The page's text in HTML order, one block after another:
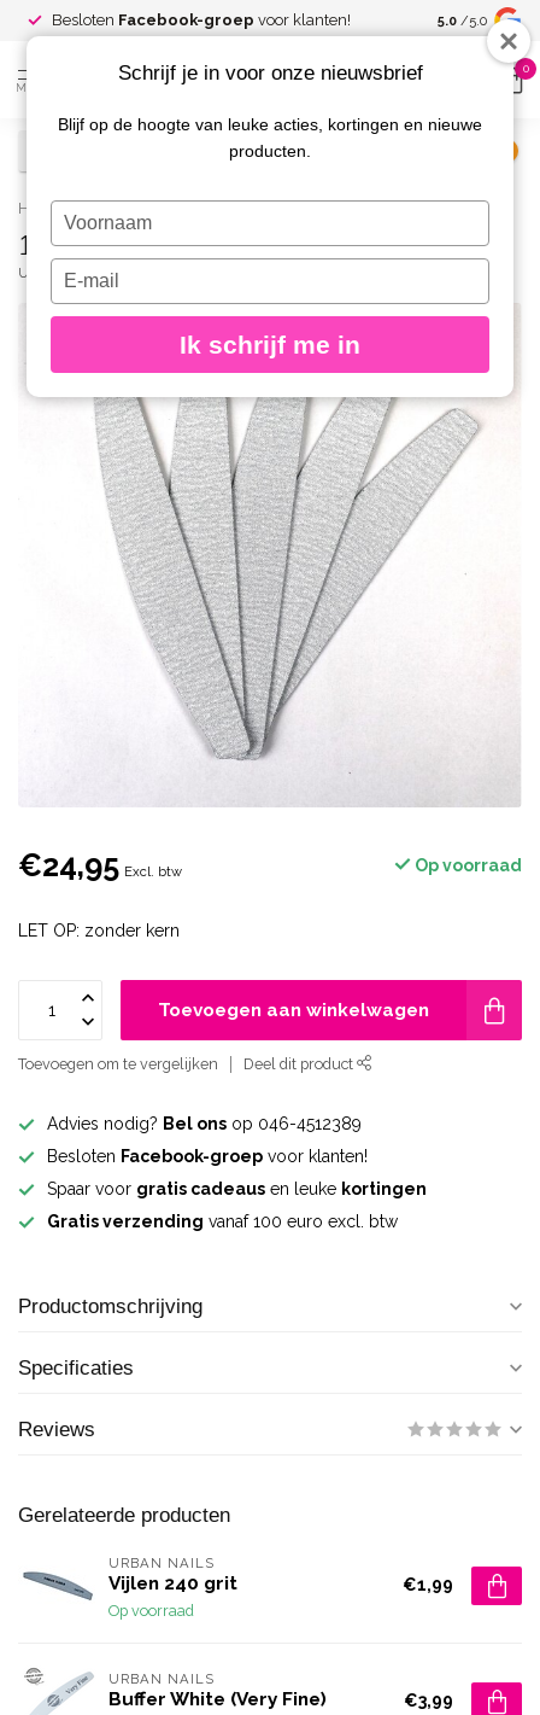
Besloten Facebook-groep voor klanten! Spaar voor
kortingen
5.0 /5.0
MENU
0
Home / 150 grit Hygiene Vijlen Half Moon 25 st.
150 grit Hygiene Vijlen Half Moon 25 st.
URBAN NAILS
€24,95 Excl. btw Op voorraad
LET OP: zonder kern
Toevoegen aan winkelwagen
Toevoegen om te vergelijken Deel dit product
Advies nodig? Bel ons op 046-4512389
Besloten Facebook-groep voor klanten!
Spaar voor gratis cadeaus en leuke kortingen
Gratis verzending vanaf 100 euro excl. btw
Productomschrijving
Specificaties
Reviews
Gerelateerde producten
URBAN NAILS
Vijlen 240 grit
Op voorraad
€1,99
URBAN NAILS
Buffer White (Very Fine) €3,99
Schrijf je in voor onze nieuwsbrief
Blijf op de hoogte van leuke acties, kortingen en nieuwe
producten.
Typ
je
naam
Typ
je
e-
in
Ik schrijf me in